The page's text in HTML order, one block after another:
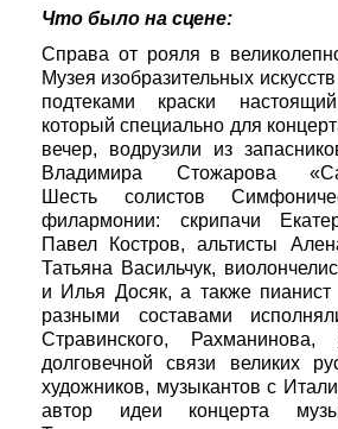
Что было на сцене:
Справа от рояля в
Музея изобразительных
подтеками краски
который специально для
вечер, водрузили из
Владимира Стожарова
Шесть солистов
филармонии: скрипачи
Павел Костров, альтисты
Татьяна Васильчук,
и Илья Досяк, а также
разными составами
Стравинского, Рахманинова,
долговечной связи великих
художников, музыкантов с
автор идеи концерта